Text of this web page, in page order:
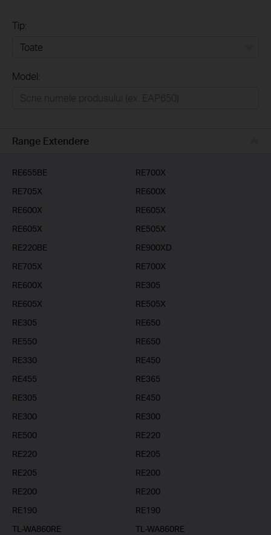
Tip:
Business
Model:
Range Extendere
RE655BE
RE700X
RE705X
RE600X
RE600X
RE605X
RE605X
RE505X
RE220BE
RE900XD
RE705X
RE700X
RE600X
RE305
RE605X
RE505X
RE305
RE650
RE550
RE650
RE330
RE450
RE455
RE365
RE305
RE450
RE300
RE300
RE500
RE220
RE220
RE205
RE205
RE200
RE200
RE200
RE190
RE190
TL-WA860RE
TL-WA860RE